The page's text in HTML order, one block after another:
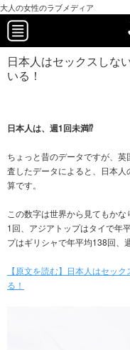
大人の女性のラブメディア
日本人はセックスしな
いる！
日本人は、週1回未満⁉
ちょっと昔のデータですが、
査したデータによると、日本
算です。
この数字は世界から見てもか
1回、アジアトップはタイで年
プはギリシャで年平均138回、
【原文を読む】日本人はセッ
る！